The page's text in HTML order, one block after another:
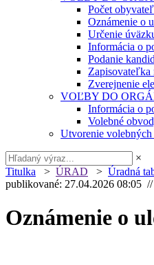
Počet
Oznámenie o
Určenie
Informácia o
Podanie
Zapisovateľka
Zverejnenie
VOĽBY DO
Informácia o
Volebné
Utvorenie
×
Titulka > ÚRAD > Úradná
publikované: 27.04.2026 08:05
Oznámenie o